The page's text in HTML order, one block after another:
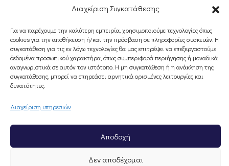
Διαχείριση Συγκατάθεσης
Για να παρέχουμε την καλύτερη εμπειρία, χρησιμοποιούμε τεχνολογίες όπως
cookies για την αποθήκευση ή/και την πρόσβαση σε πληροφορίες συσκευών. Η
συγκατάθεση για τις εν λόγω τεχνολογίες θα μας επιτρέψει να επεξεργαστούμε
δεδομένα προσωπικού χαρακτήρα, όπως συμπεριφορά περιήγησης ή μοναδικά
αναγνωριστικά σε αυτόν τον ιστότοπο. Η μη συγκατάθεση ή η ανάκληση της
συγκατάθεσης, μπορεί να επηρεάσει αρνητικά ορισμένες λειτουργίες και
δυνατότητες.
Διαχείριση υπηρεσιών
Αποδοχή
Δεν αποδέχομαι
©Portal Επιμελητηρίου Ημαθίας, Powered byKnowledge A.E.